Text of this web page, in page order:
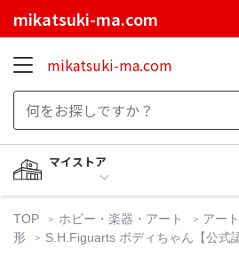
mikatsuki-ma.com
mikatsuki-ma.com
マイストア
TOP ホビー・楽器・アート アー
形
S.H.Figuarts ボディちゃん【公式